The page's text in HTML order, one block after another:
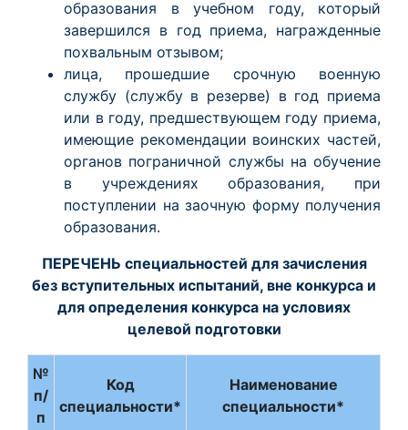
образования в учебном году, который
завершился в год приема, награжденные
похвальным отзывом;
лица, прошедшие срочную военную
службу (службу в резерве) в год приема
или в году, предшествующем году приема,
имеющие рекомендации воинских частей,
органов пограничной службы на обучение
в учреждениях образования, при
поступлении на заочную форму получения
образования.
ПЕРЕЧЕНЬ специальностей для зачисления
без вступительных испытаний, вне конкурса и
для определения конкурса на условиях
целевой подготовки
№
п/
п
Код
специальности*
Наименование
специальности*